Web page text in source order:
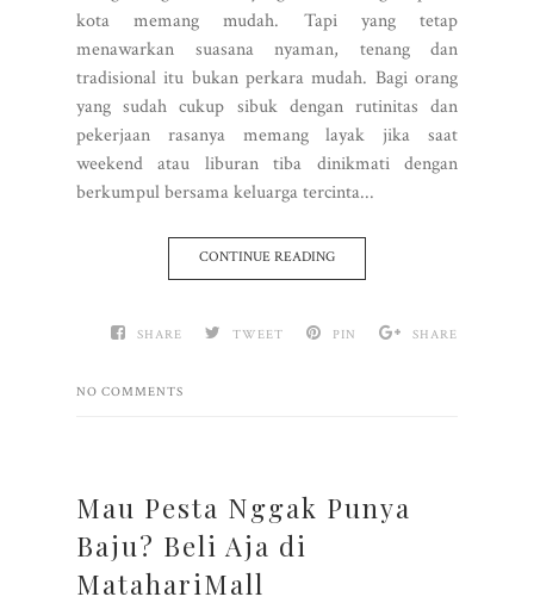
kota memang mudah. Tapi yang tetap
menawarkan suasana nyaman, tenang dan
tradisional itu bukan perkara mudah. Bagi orang
yang sudah cukup sibuk dengan rutinitas dan
pekerjaan rasanya memang layak jika saat
weekend atau liburan tiba dinikmati dengan
berkumpul bersama keluarga tercinta...
CONTINUE READING
SHARE TWEET PIN SHARE
NO COMMENTS
Mau Pesta Nggak Punya
Baju? Beli Aja di
MatahariMall